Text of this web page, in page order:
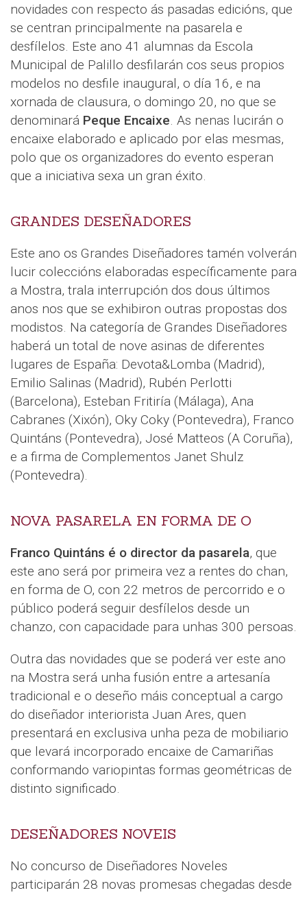
novidades con respecto ás pasadas edicións, que
se centran principalmente na pasarela e
desfílelos. Este ano 41 alumnas da Escola
Municipal de Palillo desfilarán cos seus propios
modelos no desfile inaugural, o día 16, e na
xornada de clausura, o domingo 20, no que se
denominará Peque Encaixe. As nenas lucirán o
encaixe elaborado e aplicado por elas mesmas,
polo que os organizadores do evento esperan
que a iniciativa sexa un gran éxito.
GRANDES DESEÑADORES
Este ano os Grandes Diseñadores tamén volverán
lucir coleccións elaboradas específicamente para
a Mostra, trala interrupción dos dous últimos
anos nos que se exhibiron outras propostas dos
modistos. Na categoría de Grandes Diseñadores
haberá un total de nove asinas de diferentes
lugares de España: Devota&Lomba (Madrid),
Emilio Salinas (Madrid), Rubén Perlotti
(Barcelona), Esteban Fritiría (Málaga), Ana
Cabranes (Xixón), Oky Coky (Pontevedra), Franco
Quintáns (Pontevedra), José Matteos (A Coruña),
e a firma de Complementos Janet Shulz
(Pontevedra).
NOVA PASARELA EN FORMA DE O
Franco Quintáns é o director da pasarela, que
este ano será por primeira vez a rentes do chan,
en forma de O, con 22 metros de percorrido e o
público poderá seguir desfílelos desde un
chanzo, con capacidade para unhas 300 persoas.
Outra das novidades que se poderá ver este ano
na Mostra será unha fusión entre a artesanía
tradicional e o deseño máis conceptual a cargo
do diseñador interiorista Juan Ares, quen
presentará en exclusiva unha peza de mobiliario
que levará incorporado encaixe de Camariñas
conformando variopintas formas geométricas de
distinto significado.
DESEÑADORES NOVEIS
No concurso de Diseñadores Noveles
participarán 28 novas promesas chegadas desde